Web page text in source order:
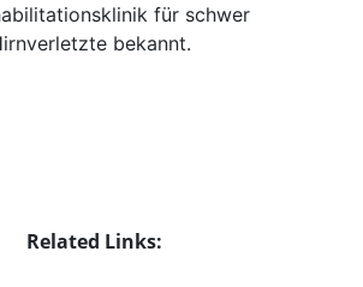
für schwer
bekannt.
Related Links: